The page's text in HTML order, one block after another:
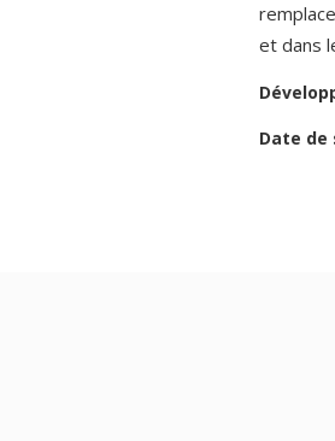
et dans
Date